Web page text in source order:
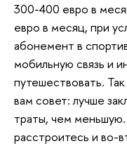
300-400 евро в
евро в месяц, при
абонемент в
мобильную связь и
путешествовать.
вам совет: лучше
траты, чем
расстроитесь и во-